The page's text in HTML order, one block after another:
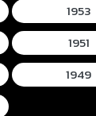
1953
1951
1949